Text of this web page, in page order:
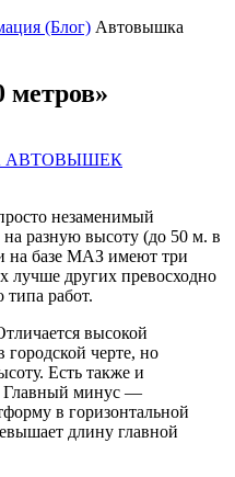
(Блог) Автовышка
АВТОВЫШЕК
незаменимый
на разную высоту (до 50 м. в
на базе МАЗ имеют три
лучше других превосходно
типа работ.
высокой
черте, но
Есть также и
Главный минус —
в горизонтальной
длину главной